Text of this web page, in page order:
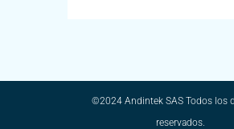
©2024 Andintek SAS Todos los
reservados.